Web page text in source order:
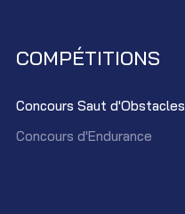
COMPÉTITIONS
Concours Saut d'Obstacles
Concours d'Endurance